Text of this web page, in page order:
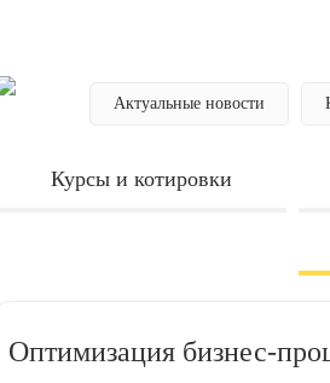
Актуальные новости
Курсы и котировки
Оптимизация бизнес-